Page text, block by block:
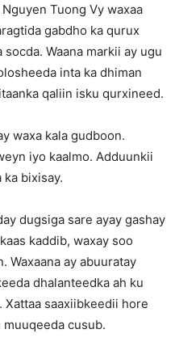
Tuong Vy waxaa
gabdho ka qurux
Waana markii ay ugu
inta ka dhiman
qaliin isku qurxineed.
waxa kala gudboon.
iyo kaalmo. Adduunkii
ka bixisay.
dugsiga sare ayay gashay
kaddib, waxay soo
Waxaana ay abuuratay
dhalanteedka ah ku
Xattaa saaxiibkeedii hore
cusub.